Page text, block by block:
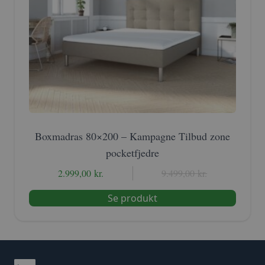
Boxmadras 80×200 – Kampagne Tilbud zone
pocketfjedre
9.499,00kr.
oprindelige
pris
2.999,00 kr.
aktuelle
pris
Se produkt